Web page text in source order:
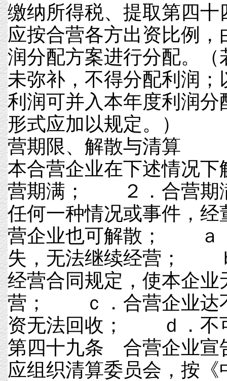
缴纳所得税、提取第四十
应按合营各方出资比例
润分配方案进行分配。（
未弥补，不得分配利润
利润可并入本年度利润分
形式应加以规定。
营期限、解散与清
本合营企业在下述情况
营期满； ２．合营期
任何一种情况或事件，经
营企业也可解散； ａ
失，无法继续经营；
经营合同规定，使本企业
营； ｃ．合营企业达
资无法回收； ｄ．
第四十九条 合营企业宣
应组织清算委员会，按